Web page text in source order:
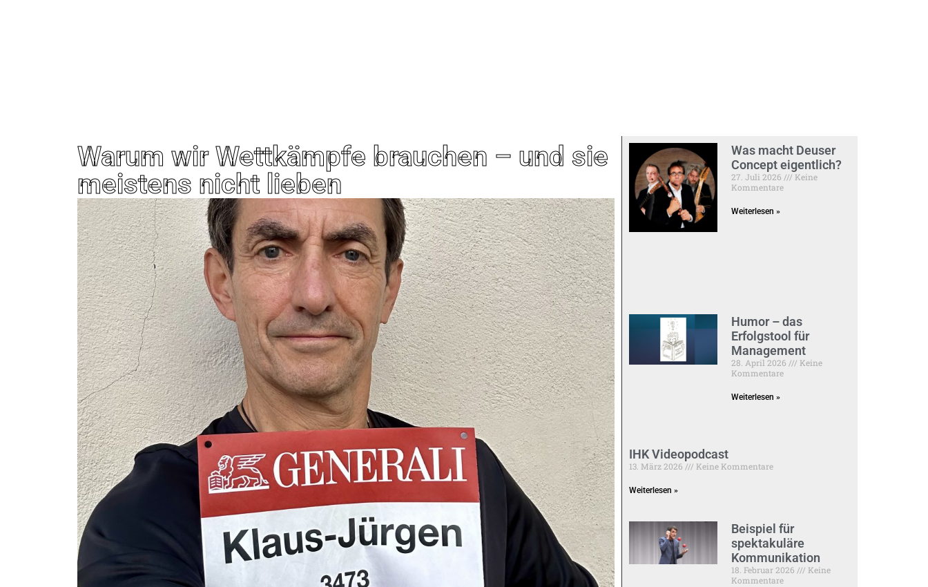
Warum wir Wettkämpfe brauchen – und sie
meistens nicht lieben
Was macht Deuser
Concept eigentlich?
27. Juli 2026
Keine
Kommentare
Weiterlesen »
Humor – das
Erfolgstool für
Management
28. April 2026
Keine
Kommentare
Weiterlesen »
IHK Videopodcast
13. März 2026 Keine Kommentare
Weiterlesen »
Beispiel für
spektakuläre
Kommunikation
18. Februar 2026
Keine
Kommentare